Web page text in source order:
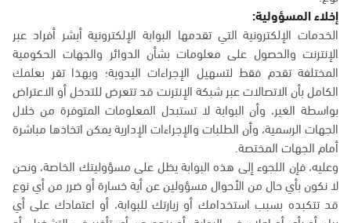
إخلاء المسؤولية:
الخدمات الإلكترونية التي تقدمها البوابة الإلكترونية أبشر أفراد عبر
الإنترنت والحصول على معلومات بشأن الدوائر والجهات الحكومية
المختلفة تقدم فقط لتسهيل الإجراءات اليدوية؛ وبهذا تقر بعلمك
الكامل بأن الاتصالات عبر شبكة الإنترنت قد تتعرض للتدخل أو الاعتراض
بواسطة الغير، وأن البوابة لا تستبدل المعلومات المتوفرة من خلال
الجهات الرسمية، وأن الطلبات والإجراءات الإدارية يمكن اتخاذها مباشرة
أمام الجهات المختصة.
وعليه، فإن اللجوء إلى هذه البوابة يظل على مسؤوليتك الخاصة، ونحن
لا نكون بأي حال من الأحوال مسؤولين عن أية خسارة أو ضرر من أي نوع
قد تتكبده بسبب استخدامك أو زيارتك للبوابة، أو اعتمادك على أي